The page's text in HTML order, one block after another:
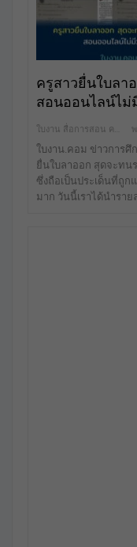
ครูสาวยื่นใบลา
สอนออนไลน์ไม่
ใบงาน.คอม ข่าวการศึ
ยื่นใบลาออก สุดจะทน
ซึ่งถือเป็นประเด็นที่ถูก
มาก วันนี้เราได้นำราย